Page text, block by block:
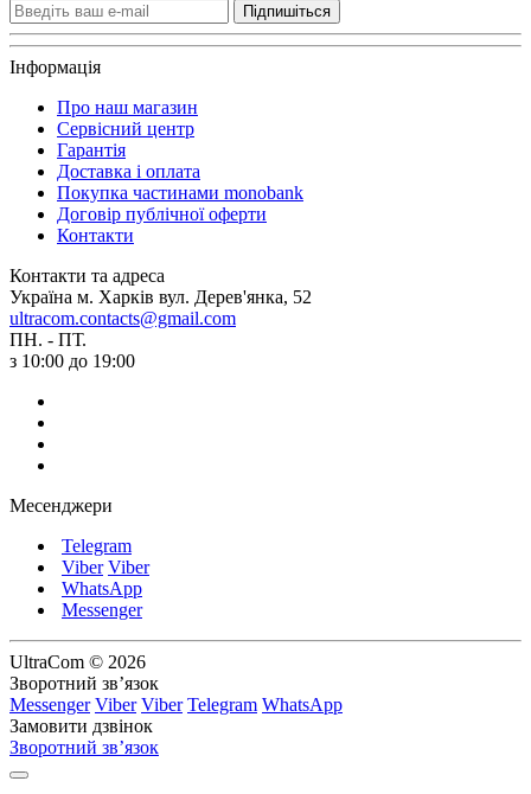
Підпишіться
Інформація
Про наш магазин
Сервісний центр
Гарантія
Доставка і оплата
Покупка частинами monobank
Договір публічної оферти
Контакти
Контакти та адреса
Україна м. Харків вул. Дерев'янка, 52
ultracom.contacts@gmail.com
ПН. - ПТ.
з 10:00 до 19:00
Месенджери
Telegram
Viber Viber
WhatsApp
Messenger
UltraCom © 2026
Зворотний зв’язок
Messenger Viber Viber Telegram WhatsApp
Замовити дзвінок
Зворотний зв’язок